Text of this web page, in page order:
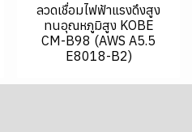
ลวดเชื่อมไฟฟ้าแรงดึงสูง
ทนอุณหภูมิสูง KOBE
CM-B98 (AWS A5.5
E8018-B2)